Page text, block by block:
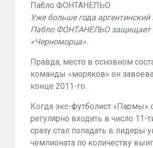
Пабло ФОНТАНЕЛЬО
Уже больше года
Пабло ФОНТАНЕЛЬО защищает
«Черноморца».
Правда, место в основном
команды «моряков» он
конце 2011-го.
Когда экс-футболист «Пармы»
регулярно входить в число 11-
сразу стал попадать в лидеры
чемпионата по количеству